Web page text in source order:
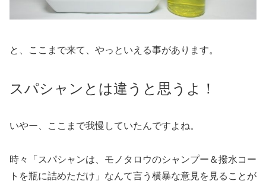
と、ここまで来て、やっといえる事があります。
スパシャンとは違うと思うよ！
いやー、ここまで我慢していたんですよね。
時々「スパシャンは、モノタロウのシャンプー＆撥水コー
トを瓶に詰めただけ」なんて言う横暴な意見を見ることが